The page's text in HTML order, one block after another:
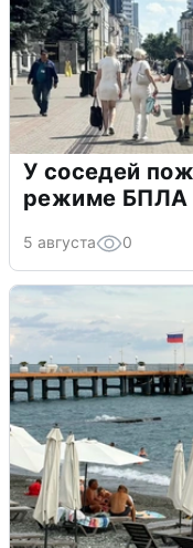
У соседей
режиме БПЛА
5 августа 0